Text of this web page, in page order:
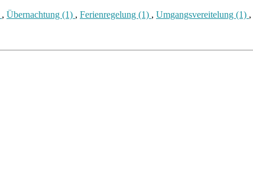
, Übernachtung (1) , Ferienregelung (1) , Umgangsvereitelung (1) ,